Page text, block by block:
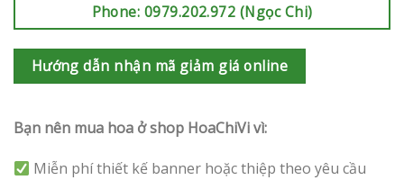
Phone: 0979.202.972 (Ngọc Chi)
Hướng dẫn nhận mã giảm giá online
Bạn nên mua hoa ở shop HoaChiVi vì:
Miễn phí thiết kế banner hoặc thiệp theo yêu cầu